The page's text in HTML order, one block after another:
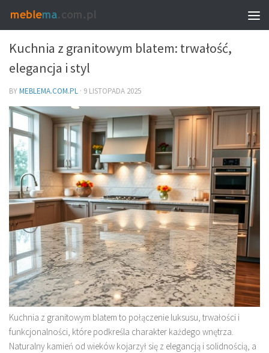
MEBLE I WNĘTRZA
Kuchnia z granitowym blatem: trwałość,
elegancja i styl
BYMEBLEMA.COM.PL · 9 LISTOPADA 2025
Kuchnia z granitowym blatem to połączenie luksusu, trwałości i
funkcjonalności, które podkreśla charakter każdego wnętrza.
Naturalny kamień od wieków kojarzył się z elegancją i solidnością, a